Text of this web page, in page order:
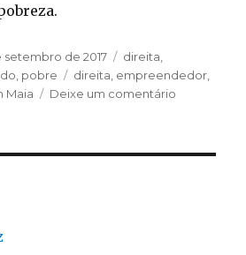
setembro de 2017 Categorias
direita
pobre Tags
direita empreendedor
Maia Deixe um comentário